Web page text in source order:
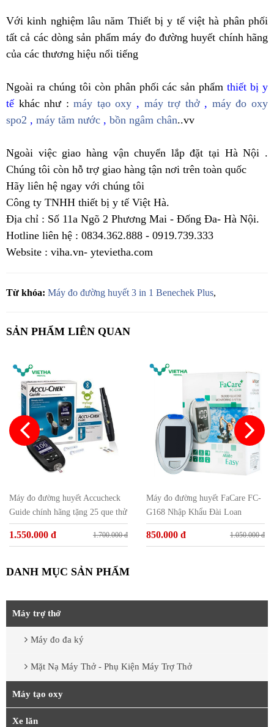
Với kinh nghiệm lâu năm Thiết bị y tế việt hà phân phối
tất cả các dòng sản phẩm máy đo đường huyết chính hãng
của các thương hiệu nổi tiếng
Ngoài ra chúng tôi còn phân phối các sản phẩmthiết bị y
tếkhác như :máy tạo oxy , máy trợ thở, máy đo oxy
spo2 , máy tăm nước , bồn ngâm chân..vv
Ngoài việc giao hàng vận chuyển lắp đặt tại Hà Nội .
Chúng tôi còn hỗ trợ giao hàng tận nơi trên toàn quốc
Hãy liên hệ ngay với chúng tôi
Công ty TNHH thiết bị y tế Việt Hà.
Địa chỉ : Số 11a Ngõ 2 Phương Mai - Đống Đa- Hà Nội.
Hotline liên hệ : 0834.362.888 - 0919.739.333
Website : viha.vn- ytevietha.com
Từ khóa: Máy đo đường huyết 3 in 1 Benechek Plus,
SẢN PHẨM LIÊN QUAN
Máy đo đường huyết Accucheck
Guide chính hãng tặng 25 que thử
và 25 kim
1.550.000 đ 1.700.000 đ
Máy đo đường huyết FaCare FC-
G168 Nhập Khẩu Đài Loan
850.000 đ 1.050.000 đ
DANH MỤC SẢN PHẨM
Máy trợ thở
Máy đo đa ký
Mặt Nạ Máy Thở - Phụ Kiện Máy Trợ Thở
Máy tạo oxy
Xe lăn